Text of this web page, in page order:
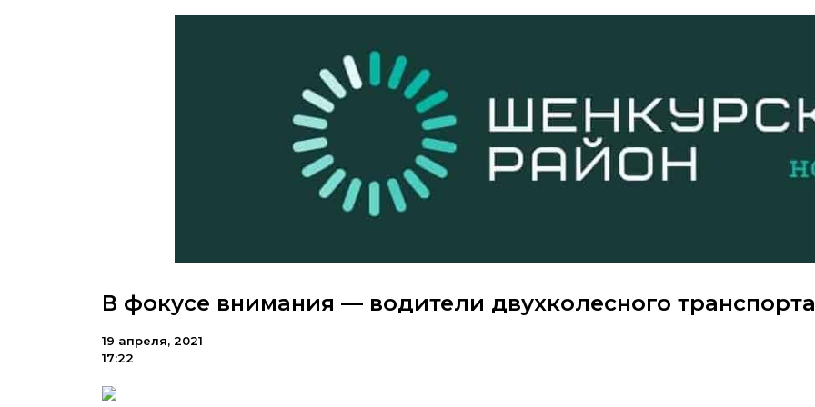
В фокусе внимания — водители двухколесного транспорта
19 апреля, 2021
17:22